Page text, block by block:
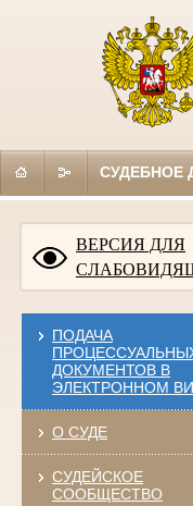
СУДЕБНОЕ
ВЕРСИЯ ДЛЯ
ПОДАЧА
ДОКУМЕНТОВ В
ЭЛЕКТРОННОМ
О СУДЕ
СУДЕЙСКОЕ
СООБЩЕСТВО